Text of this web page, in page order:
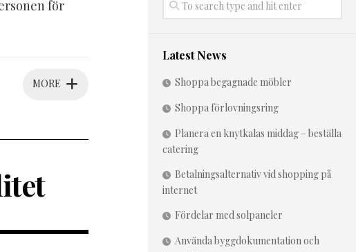
för
MORE
Latest News
Shoppa begagnade möbler
Shoppa förlovningsring
Planera en knytkalas middag – beställa
catering
Betalningsalternativ vid shopping på
internet
Fördelar med solpaneler
Använda byggdokumentation och